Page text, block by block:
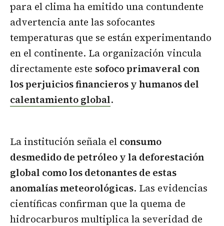
para el clima ha emitido una contundente
advertencia ante las sofocantes
temperaturas que se están experimentando
en el continente. La organización vincula
directamente este sofoco primaveral con
los perjuicios financieros y humanos del
calentamiento global.
La institución señala el consumo
desmedido de petróleo y la deforestación
global como los detonantes de estas
anomalías meteorológicas. Las evidencias
científicas confirman que la quema de
hidrocarburos multiplica la severidad de